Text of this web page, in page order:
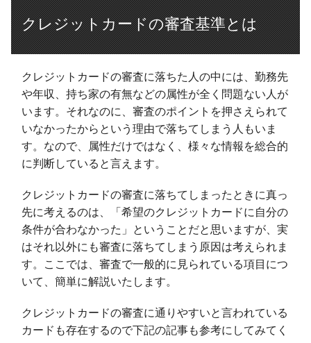
クレジットカードの審査基準とは
クレジットカードの審査に落ちた人の中には、勤務先
や年収、持ち家の有無などの属性が全く問題ない人が
います。それなのに、審査のポイントを押さえられて
いなかったからという理由で落ちてしまう人もいま
す。なので、属性だけではなく、様々な情報を総合的
に判断していると言えます。
クレジットカードの審査に落ちてしまったときに真っ
先に考えるのは、「希望のクレジットカードに自分の
条件が合わなかった」ということだと思いますが、実
はそれ以外にも審査に落ちてしまう原因は考えられま
す。ここでは、審査で一般的に見られている項目につ
いて、簡単に解説いたします。
クレジットカードの審査に通りやすいと言われている
カードも存在するので下記の記事も参考にしてみてく